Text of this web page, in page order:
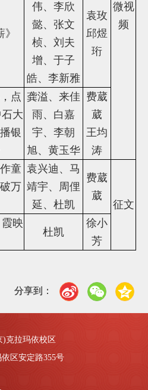
微视
频
伟、李欣
懿、张文
桢、刘夫
增、于子
皓、李新雅
袁玫
邱煜
珩
点
大
银
龚溢、来佳
雨、白嘉
宇、李朝
旭、黄玉华
费葳
葳
王均
涛
童
万
袁兴迪、马
靖宇、周俚
延、杜凯
费葳
葳
征文
霞映
杜凯
徐小
芳
分享到：
克拉玛依校区
区安定路355号